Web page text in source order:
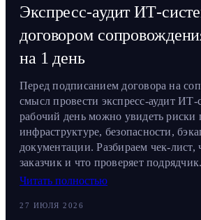
Экспресс-аудит ИТ-
договором
на 1 день
Перед подписанием договора на
смысл провести экспресс-аудит
рабочий день можно увидеть риски
инфраструктуре, безопасности,
документации. Разбираем чек-лист,
заказчик и что проверяет подрядчик.
Читать полностью
27 ИЮЛЯ 2026